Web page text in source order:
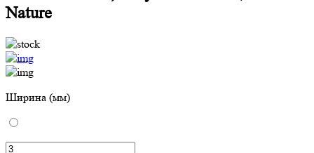
Nature
Ширина (мм)